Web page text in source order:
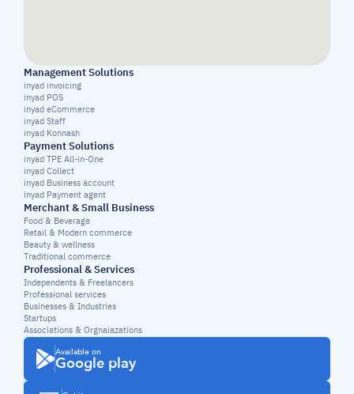
Management Solutions
inyad invoicing
inyad POS
inyad eCommerce
inyad Staff
inyad Konnash
Payment Solutions
inyad TPE All-in-One
inyad Collect
inyad Business account
inyad Payment agent
Merchant & Small Business
Food & Beverage
Retail & Modern commerce
Beauty & wellness
Traditional commerce
Professional & Services
Independents & Freelancers
Professional services
Businesses & Industries
Startups
Associations & Orgnaiazations
Available on
Google play